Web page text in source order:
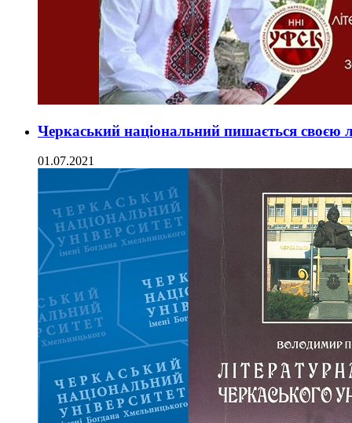
Черкаський національний пишається своєю
01.07.2021